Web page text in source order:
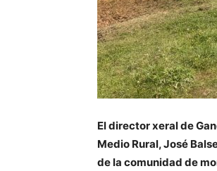
El director xeral de
Medio Rural, José
de la comunidad de